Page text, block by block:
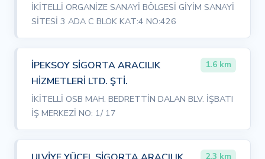
İKİTELLİ ORGANİZE SANAYİ BÖLGESİ GİYİM SANAYİ
SİTESİ 3 ADA C BLOK KAT:4 NO:426
İPEKSOY SİGORTA ARACILIK
HİZMETLERİ LTD. ŞTİ.
1.6 km
İKİTELLİ OSB MAH. BEDRETTİN DALAN BLV. İŞBATI
İŞ MERKEZİ NO: 1/ 17
2.3 km